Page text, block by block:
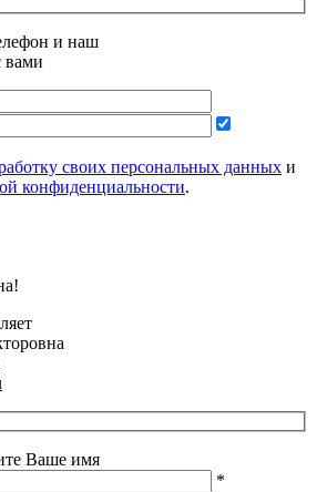
и наш
вами
своих персональных данных и
конфиденциальности.
Ваше имя
*